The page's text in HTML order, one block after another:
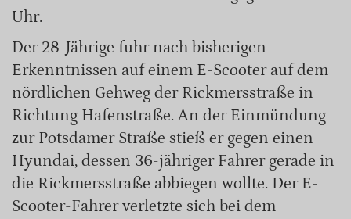
Uhr.
Der 28-Jährige fuhr nach bisherigen
Erkenntnissen auf einem E-Scooter auf dem
nördlichen Gehweg der Rickmersstraße in
Richtung Hafenstraße. An der Einmündung
zur Potsdamer Straße stieß er gegen einen
Hyundai, dessen 36-jähriger Fahrer gerade in
die Rickmersstraße abbiegen wollte. Der E-
Scooter-Fahrer verletzte sich bei dem